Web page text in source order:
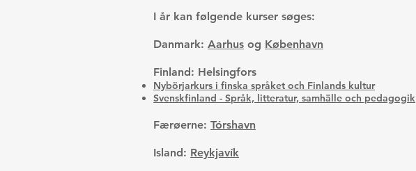
I år kan følgende kurser søges:
Danmark: Aarhus og København
Finland: Helsingfors
Nybörjarkurs i finska språket och Finlands kultur
Svenskfinland - Språk, litteratur, samhälle och pedagogik
Færøerne: Tórshavn
Island: Reykjavík